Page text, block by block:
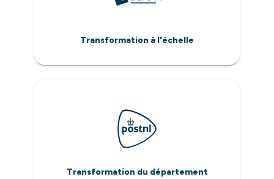
Transformation à l'échelle
Transformation du département